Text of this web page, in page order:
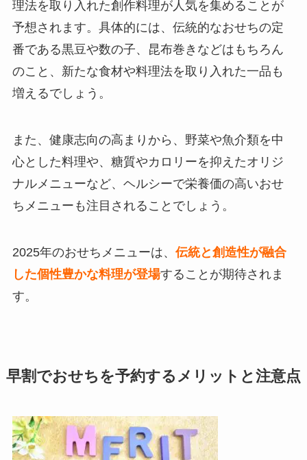
理法を取り入れた創作料理が人気を集めることが
予想されます。具体的には、伝統的なおせちの定
番である黒豆や数の子、昆布巻きなどはもちろん
のこと、新たな食材や料理法を取り入れた一品も
増えるでしょう。
また、健康志向の高まりから、野菜や魚介類を中
心とした料理や、糖質やカロリーを抑えたオリジ
ナルメニューなど、ヘルシーで栄養価の高いおせ
ちメニューも注目されることでしょう。
2025年のおせちメニューは、 伝統と創造性が融合
した個性豊かな料理が登場することが期待されま
す。
早割でおせちを予約するメリットと注意点